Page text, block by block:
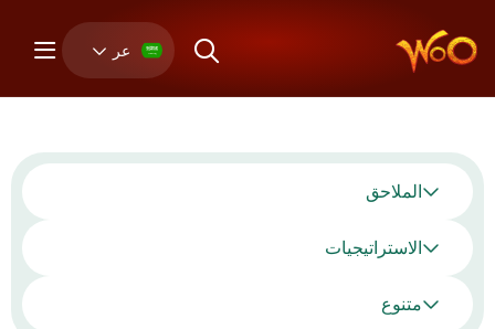
عر
الملاحق
الاستراتيجيات
متنوع